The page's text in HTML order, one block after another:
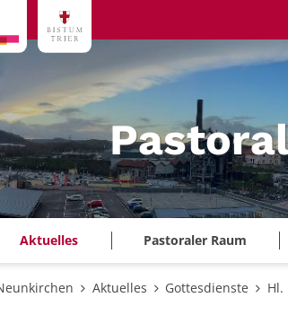
Aktuelles Pastoraler Raum
Aktuelles Gottesdienste Hl.